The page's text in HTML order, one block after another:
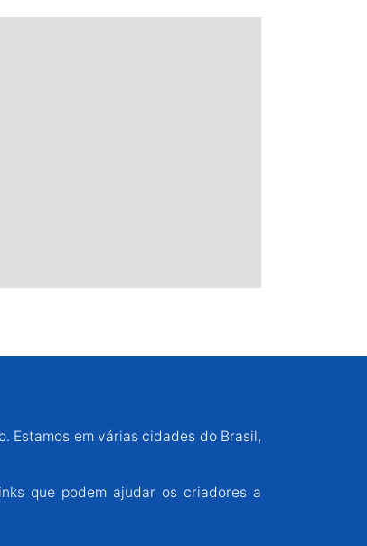
Estamos em várias cidades do Brasil,
que podem ajudar os criadores a